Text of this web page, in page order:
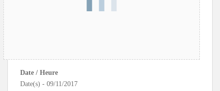
Date / Heure
Date(s) - 09/11/2017